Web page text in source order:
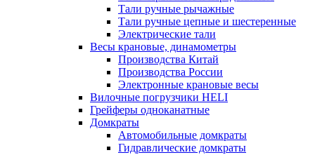
Тали ручные рычажные
Тали ручные цепные и шестеренные
Электрические тали
Весы крановые, динамометры
Производства Китай
Производства России
Электронные крановые весы
Вилочные погрузчики HELI
Грейферы одноканатные
Домкраты
Автомобильные домкраты
Гидравлические домкраты